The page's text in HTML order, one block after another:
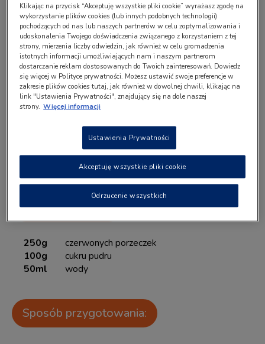
Porcje: 1
Lista składników:
250g
czerwonych porzeczek
100g
cukru pudru
50ml
wody
Sposób przygotowania:
Klikając na przycisk “Akceptuję wszystkie pliki cookie” wyrażasz zgodę na
wykorzystanie plików cookies (lub innych podobnych technologii)
pochodzących od nas lub naszych partnerów w celu zoptymalizowania i
udoskonalenia Twojego doświadczenia związanego z korzystaniem z tej
strony, mierzenia liczby odwiedzin, jak również w celu gromadzenia
istotnych informacji umożliwiających nam i naszym partnerom
dostarczanie reklam dostosowanych do Twoich zainteresowań. Dowiedz
się więcej w Polityce prywatności. Możesz ustawić swoje preferencje w
zakresie plików cookies tutaj, jak również w dowolnej chwili, klikając na
link "Ustawienia Prywatności", znajdujący się na dole naszej
strony. Więcej informacji
Ustawienia Prywatności
Odrzucenie wszystkich
Akceptuję wszystkie pliki cookie